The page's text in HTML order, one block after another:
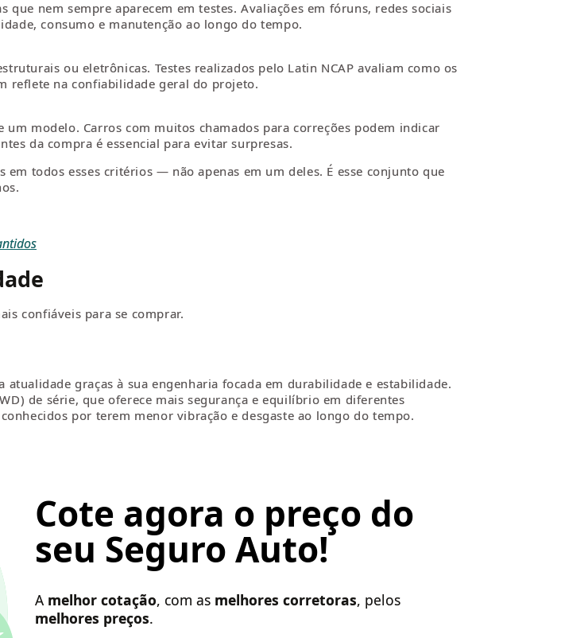
nem sempre aparecem em testes. Avaliações em fóruns, redes sociais
consumo e manutenção ao longo do tempo.
ou eletrônicas. Testes realizados pelo Latin NCAP avaliam como os
reflete na confiabilidade geral do projeto.
modelo. Carros com muitos chamados para correções podem indicar
da compra é essencial para evitar surpresas.
todos esses critérios — não apenas em um deles. É esse conjunto que
confiáveis para se comprar.
graças à sua engenharia focada em durabilidade e estabilidade.
de série, que oferece mais segurança e equilíbrio em diferentes
por terem menor vibração e desgaste ao longo do tempo.
Cote agora o preço do
seu Seguro Auto!
A melhor cotação, com as melhores corretoras, pelos
melhores preços.